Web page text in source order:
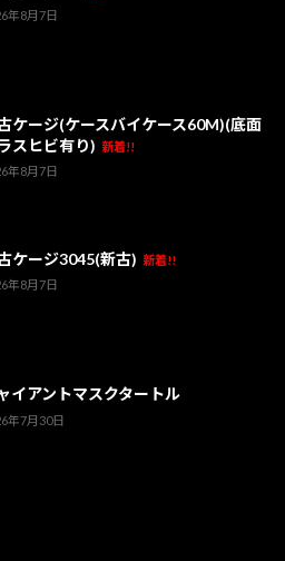
年8月7日
ケージ(ケースバイケース60M)(底面
スヒビ有り) 新着!!
年8月7日
ケージ3045(新古) 新着!!
年8月7日
イアントマスクタートル
年7月30日